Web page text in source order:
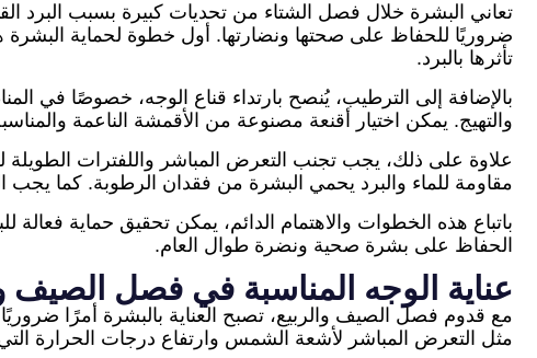
تعاني البشرة خلال فصل الشتاء من تحديات كبيرة بسبب البرد
ضروريًا للحفاظ على صحتها ونضارتها. أول خطوة لحماية
تأثرها بالبرد.
بالإضافة إلى الترطيب، يُنصح بارتداء قناع الوجه، خصوصًا في
والتهيج. يمكن اختيار أقنعة مصنوعة من الأقمشة الناعمة
علاوة على ذلك، يجب تجنب التعرض المباشر واللفترات
مقاومة للماء والبرد يحمي البشرة من فقدان الرطوبة. كما
باتباع هذه الخطوات والاهتمام الدائم، يمكن تحقيق حماية فعالة
الحفاظ على بشرة صحية ونضرة طوال العام.
عناية الوجه المناسبة في فصل الصيف
مع قدوم فصل الصيف والربيع، تصبح العناية بالبشرة أمرًا
مثل التعرض المباشر لأشعة الشمس وارتفاع درجات الحرارة